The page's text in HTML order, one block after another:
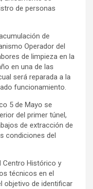
de personas
de
Operador del
de limpieza en la
en una de las
será reparada a la
funcionamiento.
5 de Mayo se
del primer túnel,
de extracción de
condiciones del
Centro Histórico y
técnicos en el
objetivo de identificar